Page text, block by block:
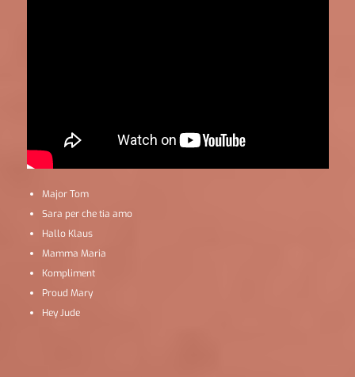
Major Tom
Sara per che tia amo
Hallo Klaus
Mamma Maria
Kompliment
Proud Mary
Hey Jude